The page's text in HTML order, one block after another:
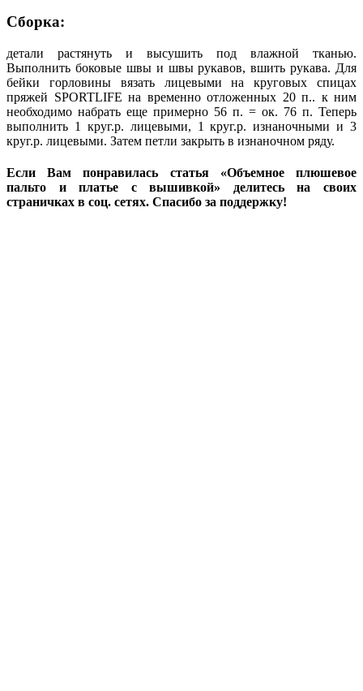
Сборка:
детали растянуть и высушить под влажной тканью.
Выполнить боковые швы и швы рукавов, вшить рукава. Для
бейки горловины вязать лицевыми на круговых спицах
пряжей SPORTLIFE на временно отложенных 20 п.. к ним
необходимо набрать еще примерно 56 п. = ок. 76 п. Теперь
выполнить 1 круг.р. лицевыми, 1 круг.р. изнаночными и 3
круг.р. лицевыми. Затем петли закрыть в изнаночном ряду.
Если Вам понравилась статья «Объемное плюшевое
пальто и платье с вышивкой» делитесь на своих
страничках в соц. сетях. Спасибо за поддержку!